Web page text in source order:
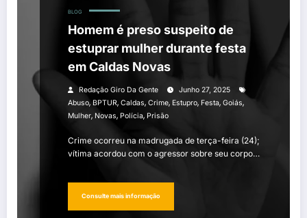
BLOG
Homem é preso suspeito de
estuprar mulher durante festa
em Caldas Novas
Redação Giro Da Gente
Junho 27, 2025
Abuso, BPTUR, Caldas, Crime, Estupro, Festa, Goiás,
Mulher, Novas, Polícia, Prisão
Crime ocorreu na madrugada de terça-feira (24);
vítima acordou com o agressor sobre seu corpo…
Consulte mais informação